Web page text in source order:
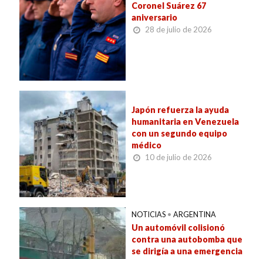
Coronel Suárez 67
aniversario
28 de julio de 2026
Japón refuerza la ayuda
humanitaria en Venezuela
con un segundo equipo
médico
10 de julio de 2026
NOTICIAS • ARGENTINA
Un automóvil colisionó
contra una autobomba que
se dirigía a una emergencia